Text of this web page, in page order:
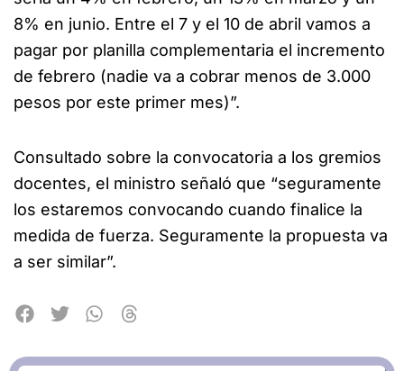
8% en junio. Entre el 7 y el 10 de abril vamos a
pagar por planilla complementaria el incremento
de febrero (nadie va a cobrar menos de 3.000
pesos por este primer mes)”.
Consultado sobre la convocatoria a los gremios
docentes, el ministro señaló que “seguramente
los estaremos convocando cuando finalice la
medida de fuerza. Seguramente la propuesta va
a ser similar”.